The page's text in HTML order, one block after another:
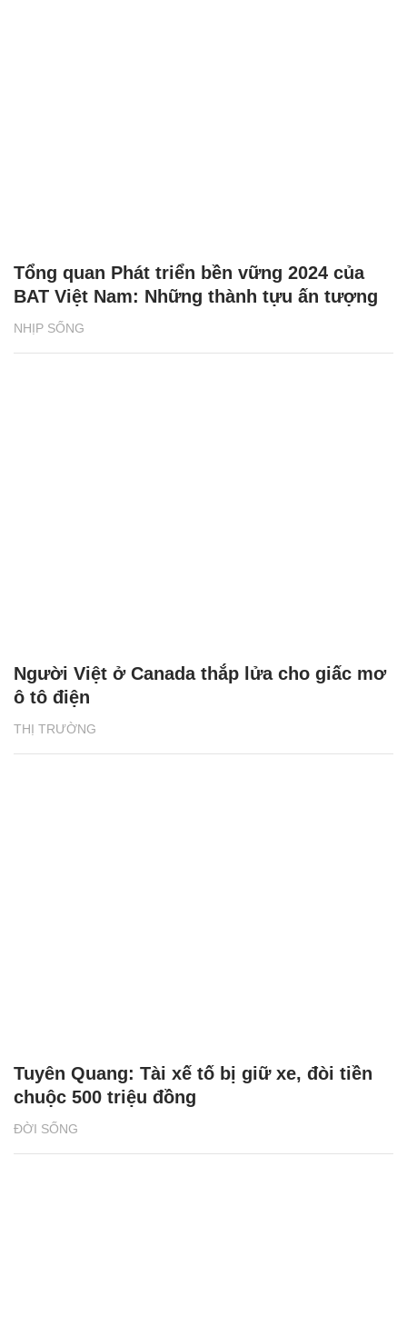
NHỊP SỐNG
Tổng quan Phát triển bền vững 2024 của
BAT Việt Nam: Những thành tựu ấn tượng
THỊ TRƯỜNG
Người Việt ở Canada thắp lửa cho giấc mơ
ô tô điện
ĐỜI SỐNG
Tuyên Quang: Tài xế tố bị giữ xe, đòi tiền
chuộc 500 triệu đồng